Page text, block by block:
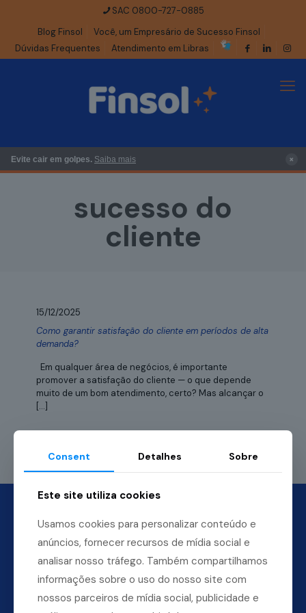
SAC 0800-727-0885
Blog Finsol
Você, um Empresário de Sucesso Finsol
Dúvidas Frequentes
Atendimento em Libras
Evite cair em golpes. Saiba mais ×
sucesso do
cliente
15/12/2025
Como garantir satisfação do cliente em períodos de alta
demanda?
Em qualquer área de negócios, é importante
promover a satisfação do cliente — o que depende
muito de um bom atendimento, certo? Mas alcançar o
[…]
Consent Detalhes Sobre
Este site utiliza cookies
Usamos cookies para personalizar conteúdo e
anúncios, fornecer recursos de mídia social e
analisar nosso tráfego. Também compartilhamos
informações sobre o uso do nosso site com
nossos parceiros de mídia social, publicidade e